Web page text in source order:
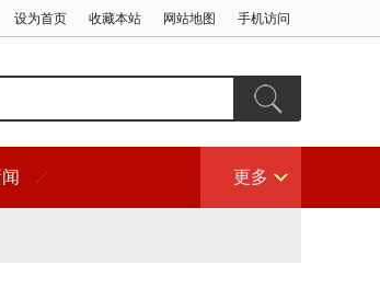
设为首页 收藏本站 网站地图 手机访问
更多